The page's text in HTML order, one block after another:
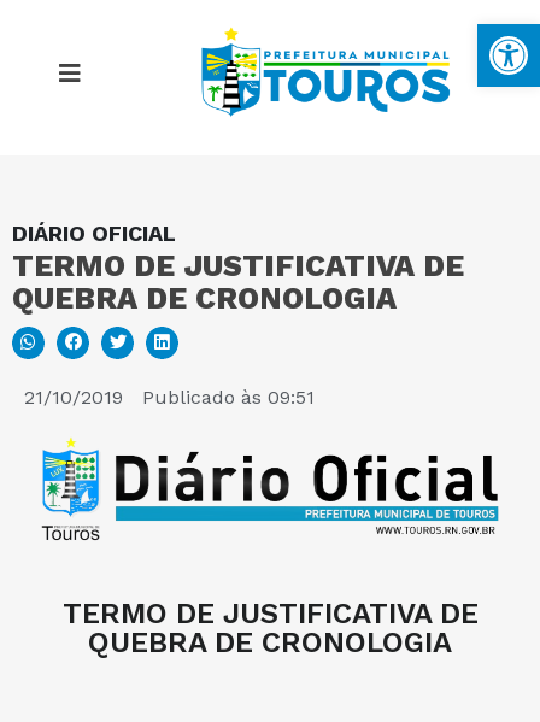
DIÁRIO OFICIAL
TERMO DE JUSTIFICATIVA DE
QUEBRA DE CRONOLOGIA
21/10/2019 Publicado às 09:51
TERMO DE JUSTIFICATIVA DE
QUEBRA DE CRONOLOGIA
MAPA DO SITE
PORTAL DA TRANSPARÊNCIA
E-SIC
PERGUNTAS FREQUENTES